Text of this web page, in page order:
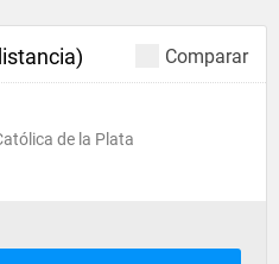
Comparar
de la Plata